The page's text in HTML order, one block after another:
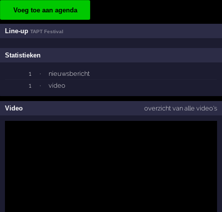
Voeg toe aan agenda
Line-upTAPT Festival
Statistieken
1 ·
nieuwsbericht
1
· video
Video overzicht van alle video's